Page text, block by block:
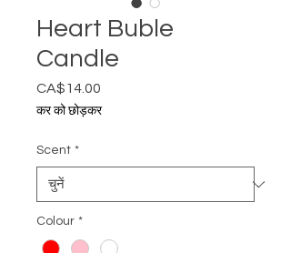
Heart Buble
Candle
CA$14.00
कर को छोड़कर
Scent *
Colour *